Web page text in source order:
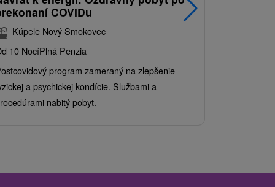
COVIDu
Kúpele Nový Smokovec
10 NocíPlná Penzia
program zameraný na zlepšenie
a psychickej kondície. Službami a
nabitý pobyt.